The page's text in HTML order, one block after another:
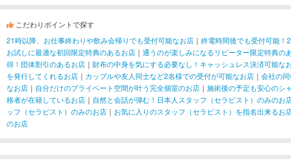
こだわりポイントで探す
21時以降、お仕事終わりや飲み会帰りでも受付可能なお店 ｜ 終電時間後でも受付可能！
お試しに最適な初回限定特典のあるお店 ｜ 通うのが楽しみになるリピーター限定特典の
得！団体割引のあるお店 ｜ 財布の中身を気にする必要なし！キャッシュレス決済可能な
を発行してくれるお店 ｜ カップルや友人同士など2名様での受付が可能なお店 ｜ 会社の
なお店 ｜ 自分だけのプライベート空間が叶う完全個室のお店 ｜ 施術後の予定も安心のシ
格者が在籍しているお店 ｜ 自然と会話が弾む！日本人スタッフ（セラピスト）のみのお
ッフ（セラピスト）のみのお店 ｜ お気に入りのスタッフ（セラピスト）を指名出来るお
のお店